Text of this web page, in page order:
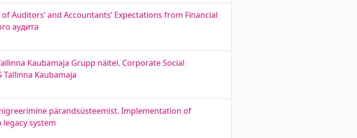
and Accountants’ Expectations from Financial
аудита
Kaubamaja Grupp näitel. Corporate Social
Tallinna Kaubamaja
pärandsüsteemist. Implementation of
system